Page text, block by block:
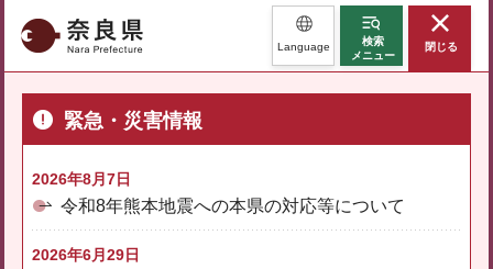
奈良県 Language
検索
メニュー
閉じる
緊急・災害情報
2026年8月7日
令和8年熊本地震への本県の対応等について
2026年6月29日